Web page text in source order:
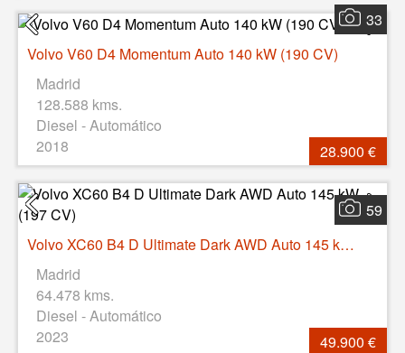
33
Volvo V60 D4 Momentum Auto 140 kW (190 CV)
Madrid
128.588 kms.
Diesel - Automático
2018
28.900 €
59
Volvo XC60 B4 D Ultimate Dark AWD Auto 145 kW (197 CV)
Madrid
64.478 kms.
Diesel - Automático
2023
49.900 €